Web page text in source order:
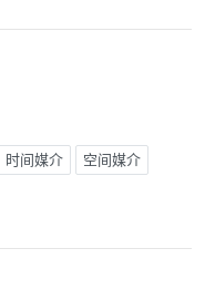
时间媒介 空间媒介